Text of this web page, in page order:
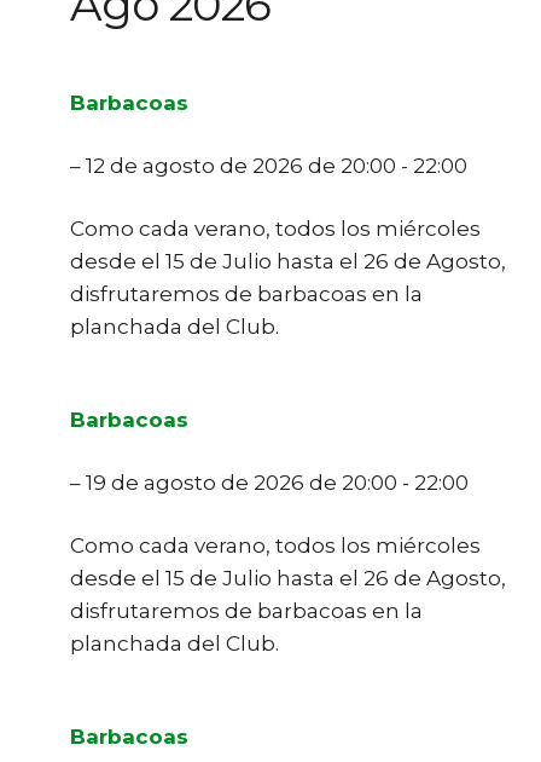
Barbacoas
– 12 de agosto de 2026 de 20:00 - 22:00
Como cada verano, todos los miércoles
desde el 15 de Julio hasta el 26 de Agosto,
disfrutaremos de barbacoas en la
planchada del Club.
Barbacoas
– 19 de agosto de 2026 de 20:00 - 22:00
Como cada verano, todos los miércoles
desde el 15 de Julio hasta el 26 de Agosto,
disfrutaremos de barbacoas en la
planchada del Club.
Barbacoas